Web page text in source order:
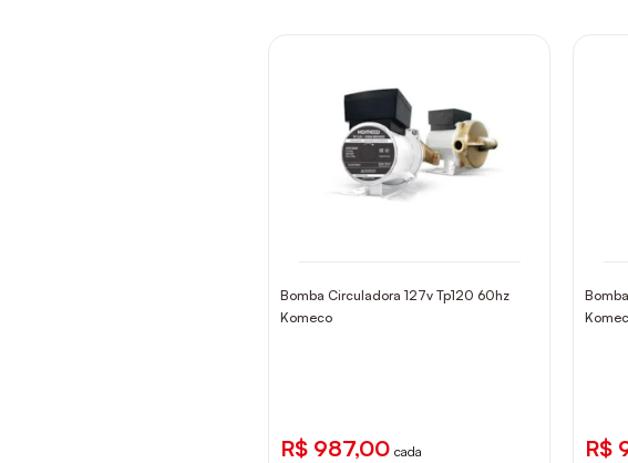
Bomba Circuladora 127v Tp120 60hz
Komeco
R$ 987,00 cada R$